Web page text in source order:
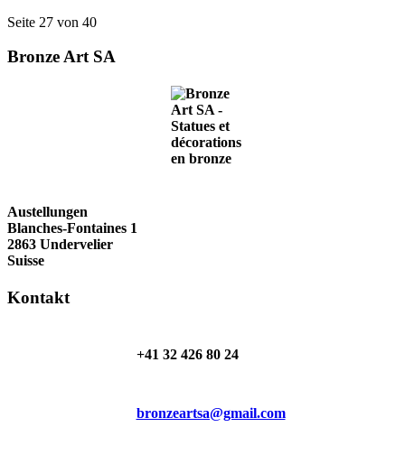
Seite 27 von 40
Bronze Art SA
Austellungen
Blanches-Fontaines 1
2863 Undervelier
Suisse
Kontakt
+41 32 426 80 24
bronzeartsa@gmail.com